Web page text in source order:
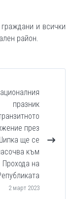
и всички
район.
празник
през
ще се
към
Прохода на
2 март 2023